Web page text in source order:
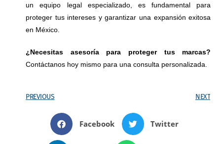
un equipo legal especializado, es fundamental para
proteger tus intereses y garantizar una expansión exitosa
en México.
¿Necesitas asesoría para proteger tus marcas?
Contáctanos hoy mismo para una consulta personalizada.
PREVIOUS NEXT
Facebook Twitter